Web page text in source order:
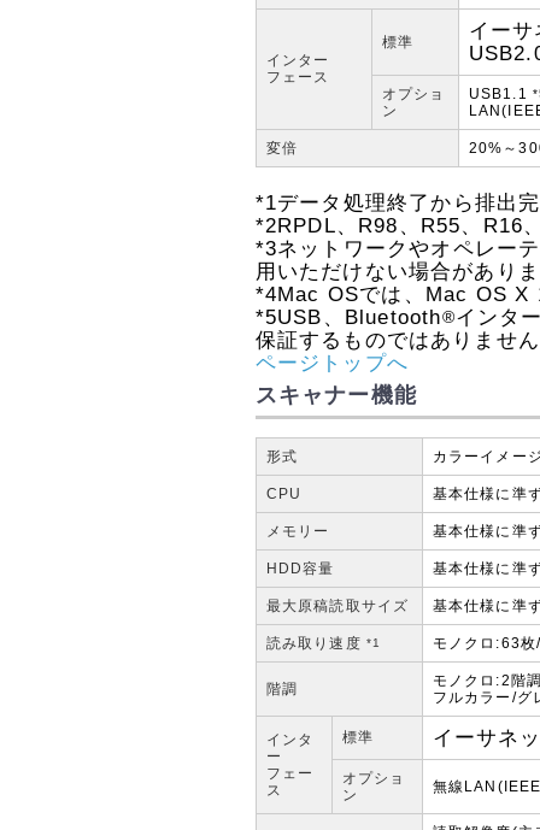
インター
フェース
標準
イー
オプショ
ン
USB1.1
変倍 20%～
*1データ処理終了から排出
*2RPDL、R98、R55、R16
*3ネットワークやオペレー
用いただけない場合があり
*4Mac OSでは、Mac OS X
*5USB、Bluetooth®インタ
保証するものではありませ
ページトップへ
スキャナー機能
形式 カラーイメー
CPU 基本仕様に準
メモリー 基本仕様に準
HDD容量 基本仕様に準
最大原稿読取サイズ 基本仕様に準
読み取り速度 *1 モノクロ:63
階調
モノクロ:2階
フルカラー/グ
インタ
ー
フェー
ス
標準 イーサネ
オプショ
ン
無線